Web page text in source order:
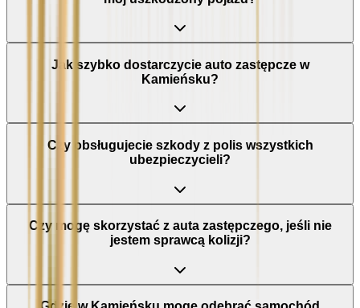
Jak szybko dostarczycie auto zastępcze w
Kamieńsku?
Czy obsługujecie szkody z polis wszystkich
ubezpieczycieli?
Czy mogę skorzystać z auta zastępczego, jeśli nie
jestem sprawcą kolizji?